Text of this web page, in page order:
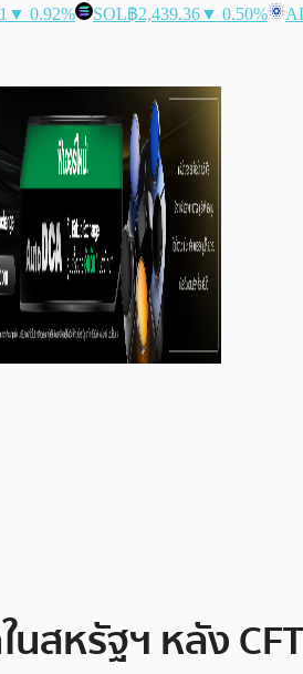
▼ 0.92% SOL฿2,439.36▼ 0.50%
สหรัฐฯ หลัง